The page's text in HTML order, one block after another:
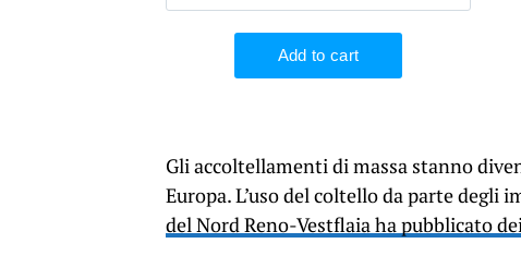
Gli accoltellamenti di massa stanno
Europa. L’uso del coltello da parte
del Nord Reno-Vestflaia ha pubblicato